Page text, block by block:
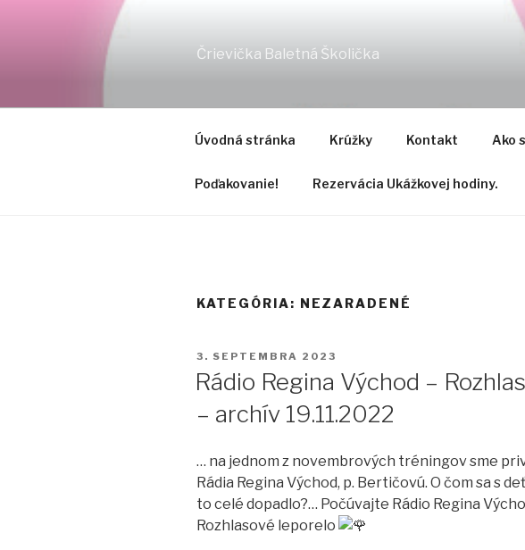
Črievička Baletná Školička
Úvodná stránka Krúžky Kontakt Ako
Poďakovanie! Rezervácia Ukážkovej hodiny.
KATEGÓRIA: NEZARADENÉ
PUBLIKOVANÉ
3. SEPTEMBRA 2023
Rádio Regina Východ –
– archív 19.11.2022
… na jednom z novembrových tréningov sme
Rádia Regina Východ, p. Bertičovú. O čom sa s
to celé dopadlo?… Počúvajte Rádio Regina
Rozhlasové leporelo